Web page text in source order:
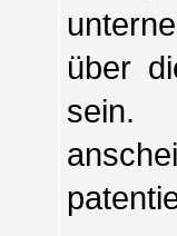
über
sein.